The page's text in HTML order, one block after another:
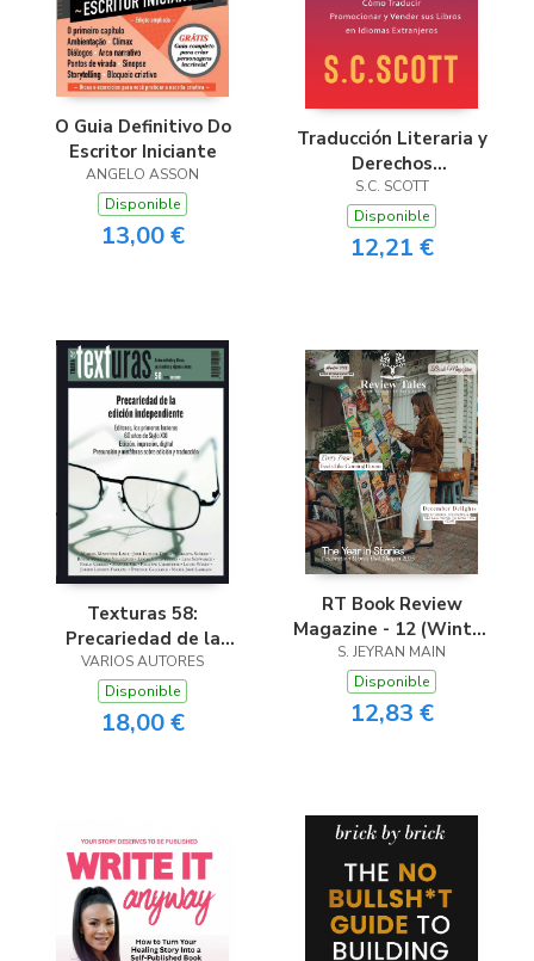
O Guia Definitivo Do
Escritor Iniciante
ANGELO ASSON
Disponible
13,00 €
Traducción Literaria y
Derechos
Internacionales
S.C. SCOTT
Disponible
12,21 €
Texturas 58:
Precariedad de la
edición independiente
VARIOS AUTORES
Disponible
18,00 €
RT Book Review
Magazine - 12 (Winter
2025)
S. JEYRAN MAIN
Disponible
12,83 €